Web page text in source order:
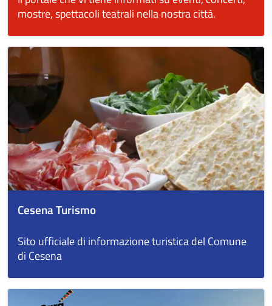
mostre, spettacoli teatrali nella nostra città.
Cesena Turismo
Sito ufficiale di informazione turistica del Comune
di Cesena